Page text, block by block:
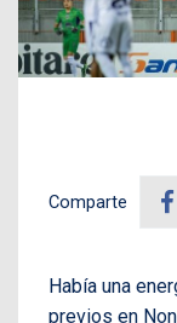
Comparte
Había una
previos en